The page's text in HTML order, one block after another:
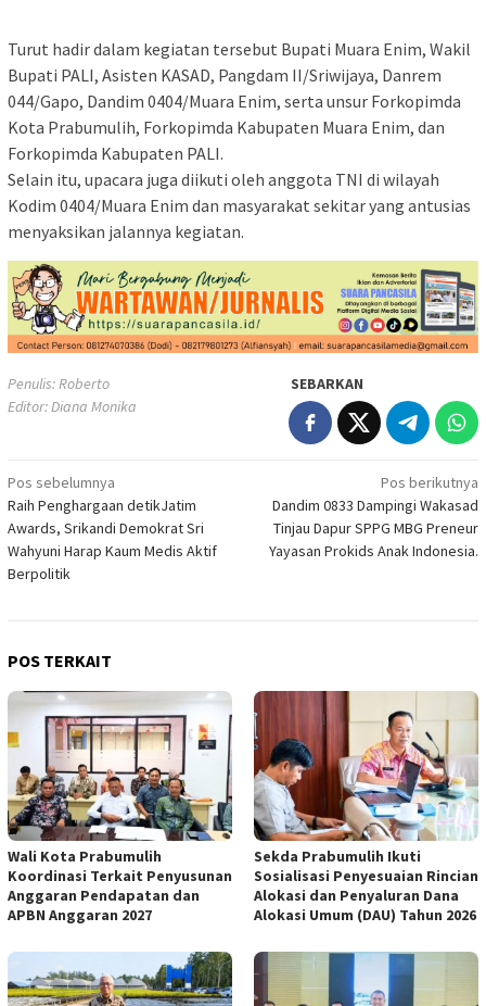
Turut hadir dalam kegiatan tersebut Bupati Muara Enim, Wakil
Bupati PALI, Asisten KASAD, Pangdam II/Sriwijaya, Danrem
044/Gapo, Dandim 0404/Muara Enim, serta unsur Forkopimda
Kota Prabumulih, Forkopimda Kabupaten Muara Enim, dan
Forkopimda Kabupaten PALI.
Selain itu, upacara juga diikuti oleh anggota TNI di wilayah
Kodim 0404/Muara Enim dan masyarakat sekitar yang antusias
menyaksikan jalannya kegiatan.
Penulis: Roberto
Editor: Diana Monika
SEBARKAN
Navigasi
pos
Pos sebelumnya
Raih Penghargaan detikJatim
Awards, Srikandi Demokrat Sri
Wahyuni Harap Kaum Medis Aktif
Berpolitik
Pos berikutnya
Dandim 0833 Dampingi Wakasad
Tinjau Dapur SPPG MBG Preneur
Yayasan Prokids Anak Indonesia.
POS TERKAIT
Wali Kota Prabumulih
Koordinasi Terkait Penyusunan
Anggaran Pendapatan dan
APBN Anggaran 2027
Sekda Prabumulih Ikuti
Sosialisasi Penyesuaian Rincian
Alokasi dan Penyaluran Dana
Alokasi Umum (DAU) Tahun 2026